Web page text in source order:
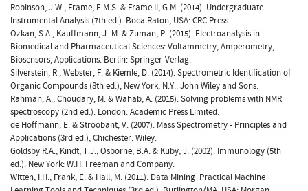
Robinson, J.W., Frame, E.M.S. & Frame II, G.M. (2014). Undergraduate
Instrumental Analysis (7th ed.). Boca Raton, USA: CRC Press.
Ozkan, S.A., Kauffmann, J.-M. & Zuman, P. (2015). Electroanalysis in
Biomedical and Pharmaceutical Sciences: Voltammetry, Amperometry,
Biosensors, Applications. Berlin: Springer-Verlag.
Silverstein, R., Webster, F. & Kiemle, D. (2014). Spectrometric Identification of
Organic Compounds (8th ed.), New York, N.Y.: John Wiley and Sons.
Rahman, A., Choudary, M. & Wahab, A. (2015). Solving problems with NMR
spectroscopy (2nd ed.). London: Academic Press Limited.
de Hoffmann, E. & Stroobant, V. (2007). Mass Spectrometry - Principles and
Applications (3rd ed.), Chichester: Wiley.
Goldsby R.A., Kindt, T.J., Osborne, B.A. & Kuby, J. (2002). Immunology (5th
ed.). New York: W.H. Freeman and Company.
Witten, I.H., Frank, E. & Hall, M. (2011). Data Mining  Practical Machine